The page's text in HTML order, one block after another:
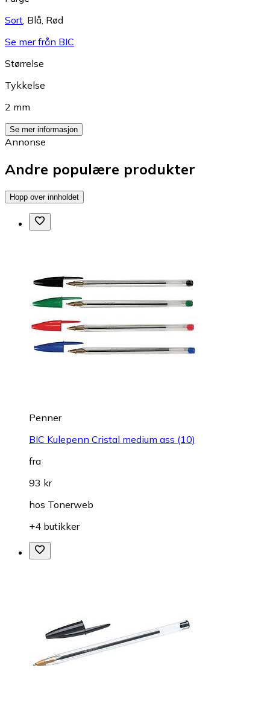
Sort, Blå, Rød
Se mer från BIC
Størrelse
Tykkelse
2 mm
Se mer informasjon
Annonse
Andre populære produkter
Hopp over innholdet
Penner
BIC Kulepenn Cristal medium ass (10)
fra
93 kr
hos Tonerweb
+4 butikker